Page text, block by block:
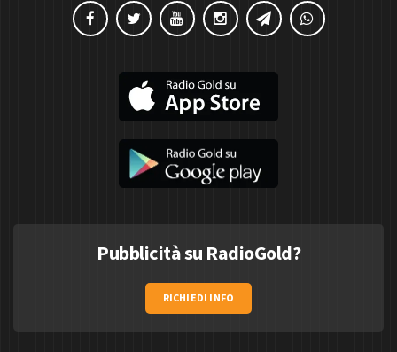
Pubblicità su RadioGold?
RICHIEDI INFO